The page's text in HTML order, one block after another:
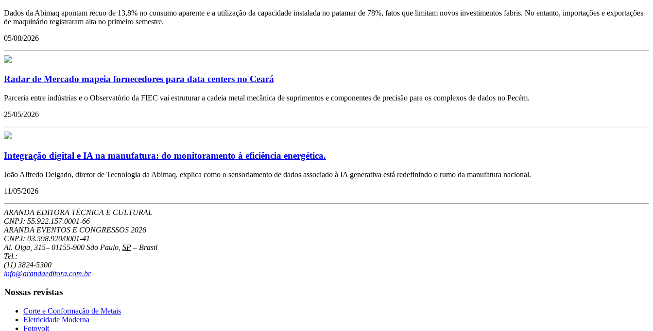
Dados da Abimaq apontam recuo de 13,8% no consumo aparente e a utilização da capacidade instalada no patamar de 78%, fatos que limitam novos investimentos fabris. No entanto, importações e exportações
de maquinário registraram alta no primeiro semestre.
05/08/2026
Radar de Mercado mapeia fornecedores para data centers no Ceará
Parceria entre indústrias e o Observatório da FIEC vai estruturar a cadeia metal mecânica de suprimentos e componentes de precisão para os complexos de dados no Pecém.
25/05/2026
Integração digital e IA na manufatura: do monitoramento à eficiência energética.
João Alfredo Delgado, diretor de Tecnologia da Abimaq, explica como o sensoriamento de dados associado à IA generativa está redefinindo o rumo da manufatura nacional.
11/05/2026
ARANDA EDITORA TÉCNICA E CULTURAL
CNPJ: 55.922.157.0001-66
ARANDA EVENTOS E CONGRESSOS 2026
CNPJ: 03.598.920/0001-41
Al. Olga, 315– 01155-900 São Paulo SP – Brasil
Tel.:
(11) 3824-5300
info@arandaeditora.com.br
Nossas revistas
Corte e Conformação de Metais
Eletricidade Moderna
Fotovolt